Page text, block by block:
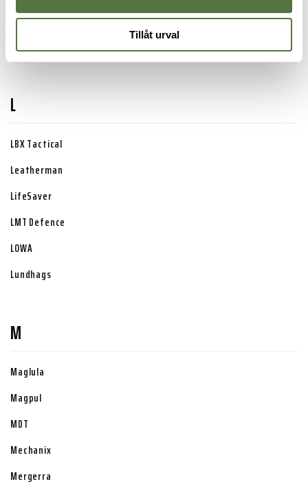
Tillåt urval
KEY-BAK
Krylon
L
LBX Tactical
Leatherman
LifeSaver
LMT Defence
LOWA
Lundhags
M
Maglula
Magpul
MDT
Mechanix
Mergerra